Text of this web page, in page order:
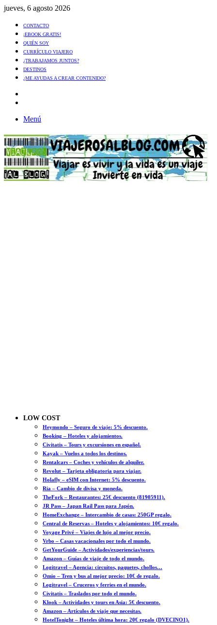
jueves, 6 agosto 2026
CONTACTO
¡EBOOK GRATIS!
QUIÉN SOY
CURRÍCULO VIAJERO
¿TRABAJAMOS JUNTOS?
DESTINOS
¿ME AYUDAS A CREAR CONTENIDO?
Menú
LOW COST
Heymondo – Seguro de viaje: 5% descuento.
Booking – Hoteles y alojamientos.
Civitatis – Tours y excursiones en español.
Kayak – Vuelos a todos los destinos.
Rentalcars – Coches y vehículos de alquiler.
Revolut – Tarjeta obligatoria para viajar.
Holafly – eSIM con Internet: 5% descuento.
Ria – Cambio de divisa y moneda.
TheFork – Restaurantes: 25€ descuento (81905911).
JR Pass – Japan Rail Pass para Japón.
HomeExchange – Intercambio de casas: 250GP regalo.
Central de Reservas – Hoteles y alojamientos: 10€ regalo.
Voyage Privé – Viajes de lujo al mejor precio.
Vrbo – Casas vacacionales por todo el mundo.
GetYourGuide – Actividades/experiencias/tours.
Amazon – Guías de viaje de todo el mundo.
Logitravel – Agencia: circuitos, paquetes, chollos…
Omio – Tren y bus al mejor precio: 10€ de regalo.
Logitravel – Cruceros y ferries en el mundo.
Civitatis – Traslados por todo el mundo.
Klook – Actividades y tours en Asia: 5€ descuento.
Amazon – Artículos de viaje que necesitas.
HotelTonight – Hoteles última hora: 20€ regalo (DVECINO1).